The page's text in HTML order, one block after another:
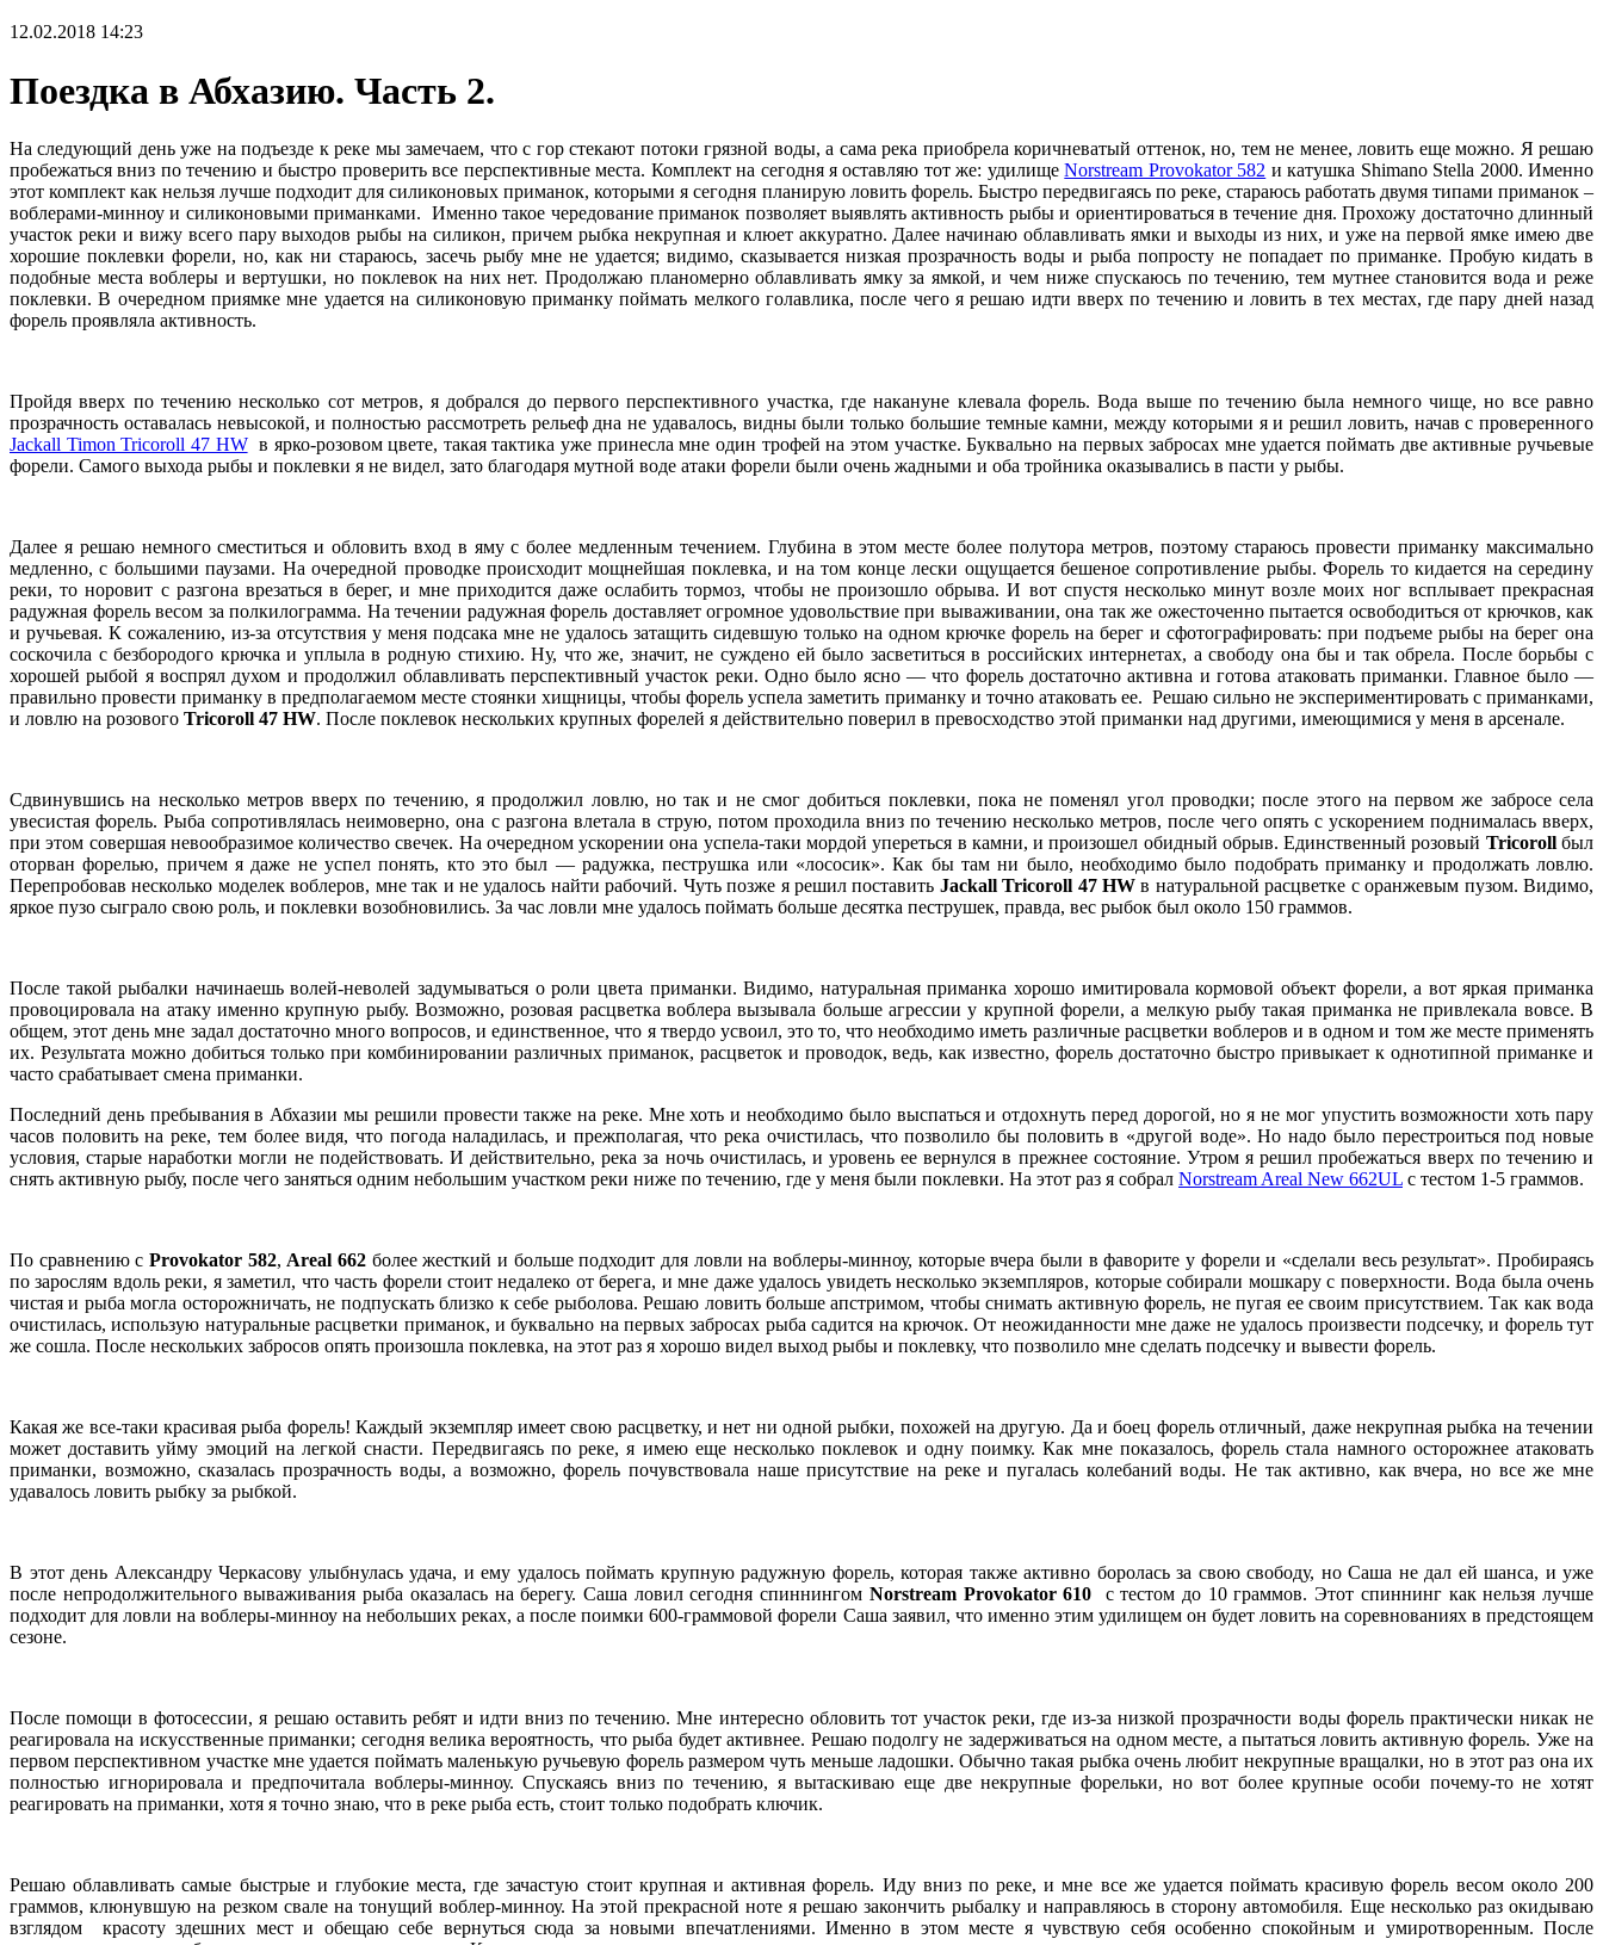
12.02.2018 14:23
Поездка в Абхазию. Часть 2.
На следующий день уже на подъезде к реке мы замечаем, что с гор стекают потоки грязной воды, а сама река приобрела коричневатый оттенок, но, тем не менее, ловить еще можно. Я решаю
пробежаться вниз по течению и быстро проверить все перспективные места. Комплект на сегодня я оставляю тот же: удилищеNorstream Provokator 582 и катушка Shimano Stella 2000. Именно
этот комплект как нельзя лучше подходит для силиконовых приманок, которыми я сегодня планирую ловить форель. Быстро передвигаясь по реке, стараюсь работать двумя типами приманок –
воблерами-минноу и силиконовыми приманками. Именно такое чередование приманок позволяет выявлять активность рыбы и ориентироваться в течение дня. Прохожу достаточно длинный
участок реки и вижу всего пару выходов рыбы на силикон, причем рыбка некрупная и клюет аккуратно. Далее начинаю облавливать ямки и выходы из них, и уже на первой ямке имею две
хорошие поклевки форели, но, как ни стараюсь, засечь рыбу мне не удается; видимо, сказывается низкая прозрачность воды и рыба попросту не попадает по приманке. Пробую кидать в
подобные места воблеры и вертушки, но поклевок на них нет. Продолжаю планомерно облавливать ямку за ямкой, и чем ниже спускаюсь по течению, тем мутнее становится вода и реже
поклевки. В очередном приямке мне удается на силиконовую приманку поймать мелкого голавлика, после чего я решаю идти вверх по течению и ловить в тех местах, где пару дней назад
форель проявляла активность.
Пройдя вверх по течению несколько сот метров, я добрался до первого перспективного участка, где накануне клевала форель. Вода выше по течению была немного чище, но все равно
прозрачность оставалась невысокой, и полностью рассмотреть рельеф дна не удавалось, видны были только большие темные камни, между которыми я и решил ловить, начав с проверенного
Jackall Timon Tricoroll 47 HWв ярко-розовом цвете, такая тактика уже принесла мне один трофей на этом участке. Буквально на первых забросах мне удается поймать две активные ручьевые
форели. Самого выхода рыбы и поклевки я не видел, зато благодаря мутной воде атаки форели были очень жадными и оба тройника оказывались в пасти у рыбы.
Далее я решаю немного сместиться и обловить вход в яму с более медленным течением. Глубина в этом месте более полутора метров, поэтому стараюсь провести приманку максимально
медленно, с большими паузами. На очередной проводке происходит мощнейшая поклевка, и на том конце лески ощущается бешеное сопротивление рыбы. Форель то кидается на середину
реки, то норовит с разгона врезаться в берег, и мне приходится даже ослабить тормоз, чтобы не произошло обрыва. И вот спустя несколько минут возле моих ног всплывает прекрасная
радужная форель весом за полкилограмма. На течении радужная форель доставляет огромное удовольствие при вываживании, она так же ожесточенно пытается освободиться от крючков, как
и ручьевая. К сожалению, из-за отсутствия у меня подсака мне не удалось затащить сидевшую только на одном крючке форель на берег и сфотографировать: при подъеме рыбы на берег она
соскочила с безбородого крючка и уплыла в родную стихию. Ну, что же, значит, не суждено ей было засветиться в российских интернетах, а свободу она бы и так обрела. После борьбы с
хорошей рыбой я воспрял духом и продолжил облавливать перспективный участок реки. Одно было ясно — что форель достаточно активна и готова атаковать приманки. Главное было —
правильно провести приманку в предполагаемом месте стоянки хищницы, чтобы форель успела заметить приманку и точно атаковать ее. Решаю сильно не экспериментировать с приманками,
и ловлю на розового Tricoroll 47 HW. После поклевок нескольких крупных форелей я действительно поверил в превосходство этой приманки над другими, имеющимися у меня в арсенале.
Сдвинувшись на несколько метров вверх по течению, я продолжил ловлю, но так и не смог добиться поклевки, пока не поменял угол проводки; после этого на первом же забросе села
увесистая форель. Рыба сопротивлялась неимоверно, она с разгона влетала в струю, потом проходила вниз по течению несколько метров, после чего опять с ускорением поднималась вверх,
при этом совершая невообразимое количество свечек. На очередном ускорении она успела-таки мордой упереться в камни, и произошел обидный обрыв. Единственный розовый Tricorollбыл
оторван форелью, причем я даже не успел понять, кто это был — радужка, пеструшка или «лососик». Как бы там ни было, необходимо было подобрать приманку и продолжать ловлю.
Перепробовав несколько моделек воблеров, мне так и не удалось найти рабочий. Чуть позже я решил поставить Jackall Tricoroll 47 HW в натуральной расцветке с оранжевым пузом. Видимо,
яркое пузо сыграло свою роль, и поклевки возобновились. За час ловли мне удалось поймать больше десятка пеструшек, правда, вес рыбок был около 150 граммов.
После такой рыбалки начинаешь волей-неволей задумываться о роли цвета приманки. Видимо, натуральная приманка хорошо имитировала кормовой объект форели, а вот яркая приманка
провоцировала на атаку именно крупную рыбу. Возможно, розовая расцветка воблера вызывала больше агрессии у крупной форели, а мелкую рыбу такая приманка не привлекала вовсе. В
общем, этот день мне задал достаточно много вопросов, и единственное, что я твердо усвоил, это то, что необходимо иметь различные расцветки воблеров и в одном и том же месте применять
их. Результата можно добиться только при комбинировании различных приманок, расцветок и проводок, ведь, как известно, форель достаточно быстро привыкает к однотипной приманке и
часто срабатывает смена приманки.
Последний день пребывания в Абхазии мы решили провести также на реке. Мне хоть и необходимо было выспаться и отдохнуть перед дорогой, но я не мог упустить возможности хоть пару
часов половить на реке, тем более видя, что погода наладилась, и прежполагая, что река очистилась, что позволило бы половить в «другой воде». Но надо было перестроиться под новые
условия, старые наработки могли не подействовать. И действительно, река за ночь очистилась, и уровень ее вернулся в прежнее состояние. Утром я решил пробежаться вверх по течению и
снять активную рыбу, после чего заняться одним небольшим участком реки ниже по течению, где у меня были поклевки. На этот раз я собрал Norstream Areal New 662UL с тестом 1-5 граммов.
По сравнению с Provokator 582, Areal 662 более жесткий и больше подходит для ловли на воблеры-минноу, которые вчера были в фаворите у форели и «сделали весь результат». Пробираясь
по зарослям вдоль реки, я заметил, что часть форели стоит недалеко от берега, и мне даже удалось увидеть несколько экземпляров, которые собирали мошкару с поверхности. Вода была очень
чистая и рыба могла осторожничать, не подпускать близко к себе рыболова. Решаю ловить больше апстримом, чтобы снимать активную форель, не пугая ее своим присутствием. Так как вода
очистилась, использую натуральные расцветки приманок, и буквально на первых забросах рыба садится на крючок. От неожиданности мне даже не удалось произвести подсечку, и форель тут
же сошла. После нескольких забросов опять произошла поклевка, на этот раз я хорошо видел выход рыбы и поклевку, что позволило мне сделать подсечку и вывести форель.
Какая же все-таки красивая рыба форель! Каждый экземпляр имеет свою расцветку, и нет ни одной рыбки, похожей на другую. Да и боец форель отличный, даже некрупная рыбка на течении
может доставить уйму эмоций на легкой снасти. Передвигаясь по реке, я имею еще несколько поклевок и одну поимку. Как мне показалось, форель стала намного осторожнее атаковать
приманки, возможно, сказалась прозрачность воды, а возможно, форель почувствовала наше присутствие на реке и пугалась колебаний воды. Не так активно, как вчера, но все же мне
удавалось ловить рыбку за рыбкой.
В этот день Александру Черкасову улыбнулась удача, и ему удалось поймать крупную радужную форель, которая также активно боролась за свою свободу, но Саша не дал ей шанса, и уже
после непродолжительного вываживания рыба оказалась на берегу. Саша ловил сегодня спиннингом Norstream Provokator 610 с тестом до 10 граммов. Этот спиннинг как нельзя лучше
подходит для ловли на воблеры-минноу на небольших реках, а после поимки 600-граммовой форели Саша заявил, что именно этим удилищем он будет ловить на соревнованиях в предстоящем
сезоне.
После помощи в фотосессии, я решаю оставить ребят и идти вниз по течению. Мне интересно обловить тот участок реки, где из-за низкой прозрачности воды форель практически никак не
реагировала на искусственные приманки; сегодня велика вероятность, что рыба будет активнее. Решаю подолгу не задерживаться на одном месте, а пытаться ловить активную форель. Уже на
первом перспективном участке мне удается поймать маленькую ручьевую форель размером чуть меньше ладошки. Обычно такая рыбка очень любит некрупные вращалки, но в этот раз она их
полностью игнорировала и предпочитала воблеры-минноу. Спускаясь вниз по течению, я вытаскиваю еще две некрупные форельки, но вот более крупные особи почему-то не хотят
реагировать на приманки, хотя я точно знаю, что в реке рыба есть, стоит только подобрать ключик.
Решаю облавливать самые быстрые и глубокие места, где зачастую стоит крупная и активная форель. Иду вниз по реке, и мне все же удается поймать красивую форель весом около 200
граммов, клюнувшую на резком свале на тонущий воблер-минноу. На этой прекрасной ноте я решаю закончить рыбалку и направляюсь в сторону автомобиля. Еще несколько раз окидываю
взглядом красоту здешних мест и обещаю себе вернуться сюда за новыми впечатлениями. Именно в этом месте я чувствую себя особенно спокойным и умиротворенным. После